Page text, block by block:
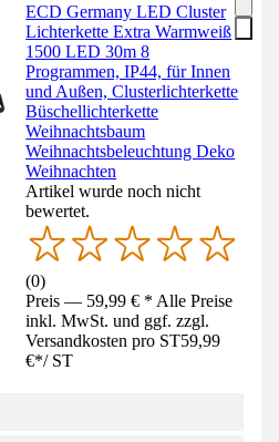
ECD Germany LED Cluster
Lichterkette Extra Warmweiß
1500 LED 30m 8
Programmen, IP44, für Innen
und Außen, Clusterlichterkette
Büschellichterkette
Weihnachtsbaum
Weihnachtsbeleuchtung Deko
Weihnachten
Artikel wurde noch nicht
bewertet.
(0)
Preis — 59,99 € * Alle Preise
inkl. MwSt. und ggf. zzgl.
Versandkosten pro ST59,99
€*/ ST